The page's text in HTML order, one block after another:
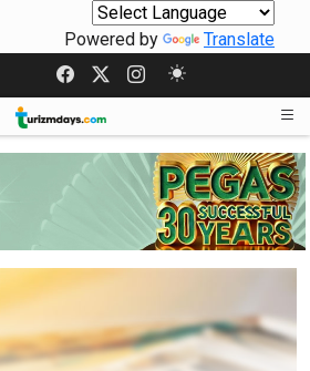
Powered by Translate